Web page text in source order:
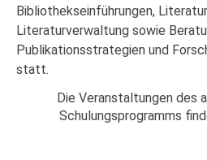
Bibliothekseinführungen,
Literaturverwaltung sowie
Publikationsstrategien und
statt.
Die Veranstaltungen des
Schulungsprogramms